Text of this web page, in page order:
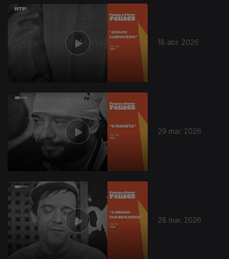
18 abr. 2026
29 mar. 2026
28 mar. 2026
917087